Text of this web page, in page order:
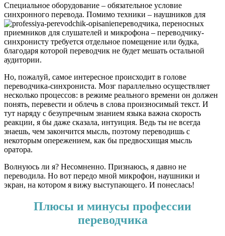
Специальное оборудование – обязательное условие
синхронного перевода. Помимо техники – наушников для
переводчика, переносных
приемников для слушателей и микрофона – переводчику-
синхронисту требуется отдельное помещение или будка,
благодаря которой переводчик не будет мешать остальной
аудитории.
Но, пожалуй, самое интересное происходит в голове
переводчика-синхрониста. Мозг параллельно осуществляет
несколько процессов: в режиме реального времени он должен
понять, перевести и облечь в слова произносимый текст. И
тут наряду с безупречным знанием языка важна скорость
реакции, я бы даже сказала, интуиция. Ведь ты не всегда
знаешь, чем закончится мысль, поэтому переводишь с
некоторым опережением, как бы предвосхищая мысль
оратора.
Волнуюсь ли я? Несомненно. Признаюсь, я давно не
переводила. Но вот передо мной микрофон, наушники и
экран, на котором я вижу выступающего. И понеслась!
Плюсы и минусы профессии
переводчика